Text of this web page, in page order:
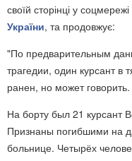
своїй сторінці у
України, та продовжує:
"По предварительным
трагедии, один курсант в
ранен, но может говорить.
На борту был 21 курсант
Признаны погибшими на
больнице. Четырёх